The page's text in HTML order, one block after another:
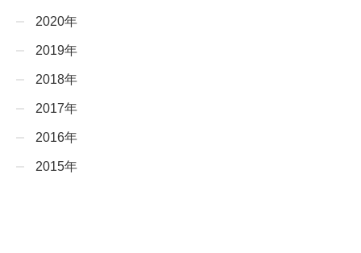
2020年
2019年
2018年
2017年
2016年
2015年